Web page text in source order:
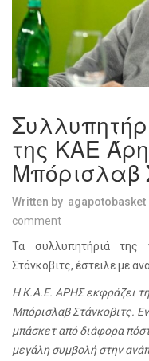
της ΚΑΕ
Μπόρισλαβ
Written by agapotobasket
comment
Τα συλλυπητήριά της
Στάνκοβιτς, έστειλε με
Η Κ.Α.Ε. ΑΡΗΣ εκφράζει
Μπόρισλαβ Στάνκοβιτς.
μπάσκετ από διάφορα
μεγάλη συμβολή στην